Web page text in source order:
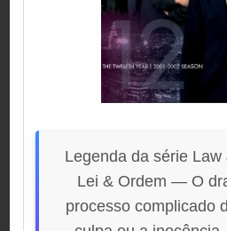
Legenda da série Law
Lei & Ordem — O
processo complicado